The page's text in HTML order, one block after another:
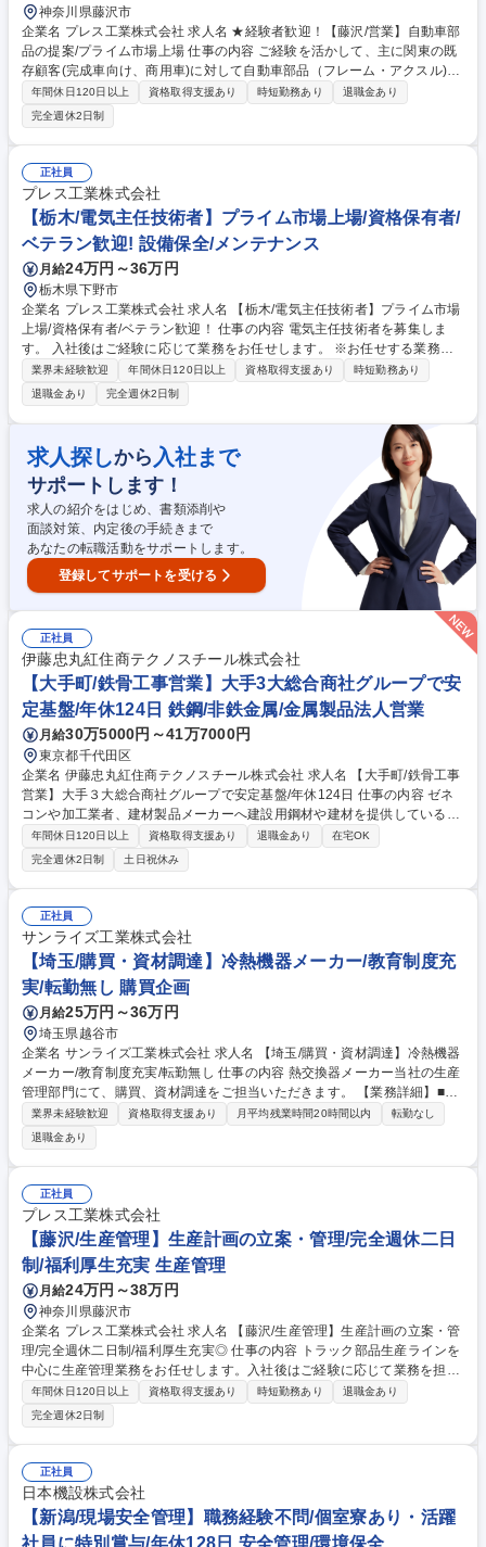
神奈川県藤沢市
企業名 プレス工業株式会社 求人名 ★経験者歓迎！【藤沢/営業】自動車部
品の提案/プライム市場上場 仕事の内容 ご経験を活かして、主に関東の既
存顧客(完成車向け、商用車)に対して自動車部品（フレーム・アクスル)の
提案営業をお任せします。 【担当エリア】川崎がメインとなりますが一部
関東も顧客も担当します。 【営業スタイル】 社内の技術者の方々と得意
先へ赴き仕様説明をする「技術営業」に近い営業形態となっています。週
に4、5回は商談(外出)がありますが、社内業務(資料作成、見積書作成)も
ありますので、トータルで見ると、社外：社内＝3:7程度です。 募集職種
★経験者歓迎！【藤沢/営業】自動車部品の提案/プライム市場上場
年間休日120日以上 資格取得支援あり 時短勤務あり
退職金あり
完全週休2日制
正社員
プレス工業株式会社
【栃木/電気主任技術者】プライム市場上場/資格保有者/
ベテラン歓迎! 設備保全/メンテナンス
月給24万円～36万円
栃木県下野市
企業名 プレス工業株式会社 求人名 【栃木/電気主任技術者】プライム市場
上場/資格保有者/ベテラン歓迎！ 仕事の内容 電気主任技術者を募集しま
す。 入社後はご経験に応じて業務をお任せします。 ※お任せする業務は
選考を通じてすり合わせを行います。 【詳細】 ■生産工程の維持管理業務
■老朽化設備、施設の更新 ■設備改変に関する立案・実施 【業務内容の変
更範囲】当社業務全般 募集職種 【栃木/電気主任技術者】プライム市場上
場/資格保有者/ベテラン歓迎！
業界未経験歓迎 年間休日120日以上 資格取得支援あり
時短勤務あり
退職金あり
完全週休2日制
求人探しから 入社まで
サポートします！
求人の紹介をはじめ、書類添削や
面談対策、内定後の手続きまで
あなたの転職活動をサポートします。
登録してサポートを受ける
正社員
伊藤忠丸紅住商テクノスチール株式会社
【大手町/鉄骨工事営業】大手3大総合商社グループで安
定基盤/年休124日 鉄鋼/非鉄金属/金属製品法人営業
月給30万5000円～41万7000円
東京都千代田区
企業名 伊藤忠丸紅住商テクノスチール株式会社 求人名 【大手町/鉄骨工事
営業】大手３大総合商社グループで安定基盤/年休124日 仕事の内容 ゼネ
コンや加工業者、建材製品メーカーへ建設用鋼材や建材を提供している当
社にて、鉄骨工事営業をご担当いただきます。 国内屈指の鉄鋼建材専門商
社である当社にて、鉄骨工事の営業をご担当いただきます。予決算に付随
する計数管理や与信管理も併せてご対応いただきます。 募集職種 【大手
町/鉄骨工事営業】大手３大総合商社グループで安定基盤/年休124日
年間休日120日以上 資格取得支援あり 退職金あり
在宅OK
完全週休2日制
土日祝休み
正社員
サンライズ工業株式会社
【埼玉/購買・資材調達】冷熱機器メーカー/教育制度充
実/転勤無し 購買企画
月給25万円～36万円
埼玉県越谷市
企業名 サンライズ工業株式会社 求人名 【埼玉/購買・資材調達】冷熱機器
メーカー/教育制度充実/転勤無し 仕事の内容 熱交換器メーカー当社の生産
管理部門にて、購買、資材調達をご担当いただきます。 【業務詳細】■営
業部門/設計部門の要求を基に取引先への見積依頼■見積評価、価格交渉■
材料メーカー、取引先への発注手配■製造部門/営業部門と連携した納期交
渉/調整■入荷品の受入検査、在庫管理(物品の保管・移動含む)■取引先から
の調達品の品質管理■新規調達先の開拓 ※業務の割合はデスクワーク（6
～7割）：受入検査などの業務（3～4割）です。 募集職種 【埼玉/購買・
資材調達】冷熱機器メーカー/教育制度充実/転勤無し
業界未経験歓迎 資格取得支援あり 月平均残業時間20時間以内
転勤なし
退職金あり
正社員
プレス工業株式会社
【藤沢/生産管理】生産計画の立案・管理/完全週休二日
制/福利厚生充実 生産管理
月給24万円～38万円
神奈川県藤沢市
企業名 プレス工業株式会社 求人名 【藤沢/生産管理】生産計画の立案・管
理/完全週休二日制/福利厚生充実◎ 仕事の内容 トラック部品生産ラインを
中心に生産管理業務をお任せします。入社後はご経験に応じて業務を担当
していただきますが、業界の経験を活かして即戦力としてご活躍いただく
ことを期待しています。 【業務詳細】■生産計画の立案、管理 ■製品在庫
の確認、調達 ■取引先、各部門、製造現場との調達、折衝 ■基本的に受注
生産です。 ■PCだけでなく、実際に現場に物を見に行ったり作業者とのコ
ミュニケーションも必要です。 ■担当分担は、部品ごと、ラインごと等都
度決定 ■製造部門や営業、調達部門と密になって連携して業務を進めます
変更範囲：国内および海外における会社の定める業務全般 募集職種 【藤
沢/生産管理】生産計画の立案・管理/完全週休二日制/福利厚生充実◎
年間休日120日以上 資格取得支援あり 時短勤務あり
退職金あり
完全週休2日制
正社員
日本機設株式会社
【新潟/現場安全管理】職務経験不問/個室寮あり・活躍
社員に特別賞与/年休128日 安全管理/環境保全